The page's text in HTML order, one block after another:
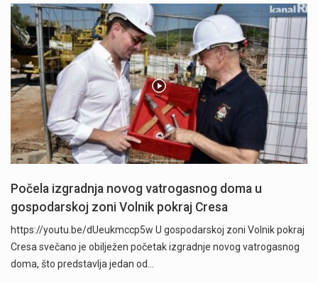
Počela izgradnja novog vatrogasnog doma u
gospodarskoj zoni Volnik pokraj Cresa
https://youtu.be/dUeukmccp5w U gospodarskoj zoni Volnik pokraj
Cresa svečano je obilježen početak izgradnje novog vatrogasnog
doma, što predstavlja jedan od…